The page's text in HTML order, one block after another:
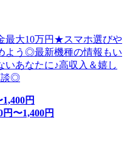
最大10万円★スマホ選びや
よう◎最新機種の情報もい
あなたに♪高収入＆嬉し
談◎
1,400円
円〜1,400円